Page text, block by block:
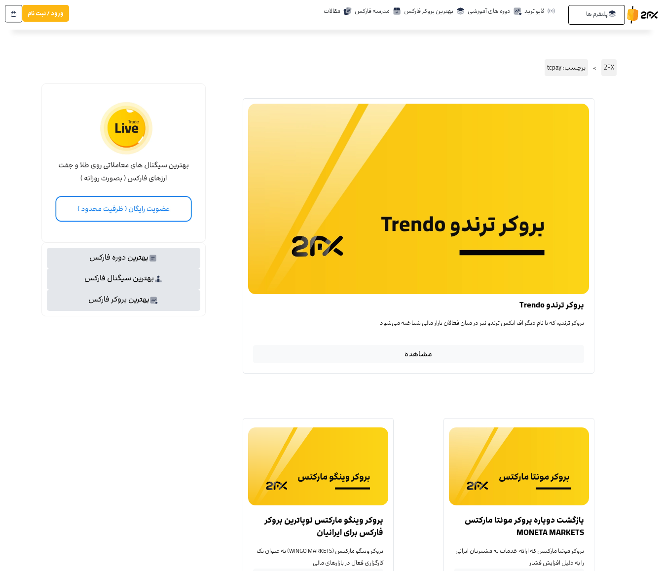
به
پلتفرم ها لایو ترید دوره های آموزشی بهترین بروکر فارکس مدرسه فارکس مقالات ورود / ثبت نام
2FX برچسب: tcpay
بروکر ترندو Trendo
بروکر ترندو، که با نام دیگر اف ایکس ترندو نیز در میان فعالان بازار مالی شناخته می‌شود
مشاهده
بازگشت دوباره بروکر مونتا مارکتس
MONETA MARKETS
بروکر مونتا مارکتس که ارائه خدمات به مشتریان ایرانی
را به دلیل افزایش فشار
بروکر وینگو مارکتس نوپاترین بروکر
فارکس برای ایرانیان
بروکر وینگو مارکتس (WINGO MARKETS) به عنوان یک
کارگزاری فعال در بازارهای مالی
بهترین دوره فارکس
بهترین سیگنال فارکس
بهترین بروکر فارکس